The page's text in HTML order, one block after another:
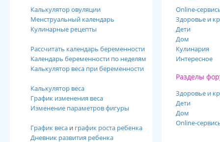
Калькулятор овуляции
Менструальный календарь
Кулинарные рецепты
Рассчитать календарь беременности
Календарь беременности по неделям
Калькулятор веса при беременности
Калькулятор веса
График изменения веса
Изменение параметров фигуры
График веса и график роста ребенка
Дневник развития ребенка
Online-
Здоровье и
Дети
Дом
Кулинария
Интересное
Разделы
Здоровье и
Дети
Дом
Online-